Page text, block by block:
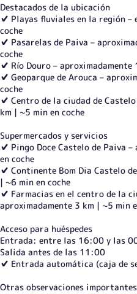
Destacados de la ubicación
✔️ Playas fluviales en la región –
coche
✔️ Pasarelas de Paiva –
coche
✔️ Río Douro – aproximadamente
✔️ Geoparque de Arouca –
coche
✔️ Centro de la ciudad de
km | ~5 min en coche
Supermercados y servicios
✔️ Pingo Doce Castelo de Paiva
en coche
✔️ Continente Bom Dia Castelo
| ~6 min en coche
✔️ Farmacias en el centro de la
aproximadamente 3 km | ~5 min
Acceso para huéspedes
Entrada: entre las 16:00 y las
Salida antes de las 11:00
✔️ Entrada automática (caja de
Otras observaciones